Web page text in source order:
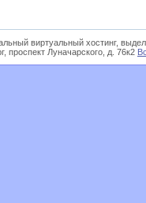
виртуальный хостинг,
проспект Луначарского, д. 76к2